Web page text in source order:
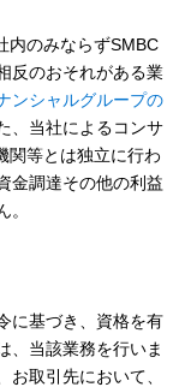
内のみならずSMBC
反のおそれがある業
ンシャルグループの
、当社によるコンサ
関等とは独立に行わ
金調達その他の利益
に基づき、資格を有
、当該業務を行いま
取引先において、